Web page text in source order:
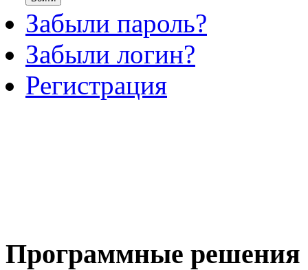
Забыли пароль?
Забыли логин?
Регистрация
Программные решения